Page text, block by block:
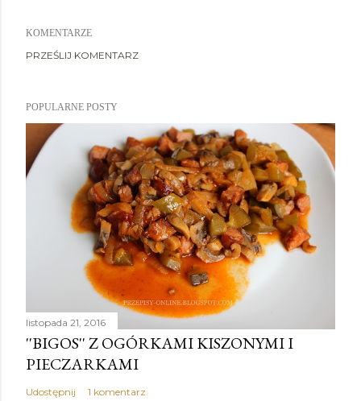
KOMENTARZE
PRZEŚLIJ KOMENTARZ
POPULARNE POSTY
listopada 21, 2016
''BIGOS'' Z OGÓRKAMI KISZONYMI I
PIECZARKAMI
Udostępnij 1 komentarz